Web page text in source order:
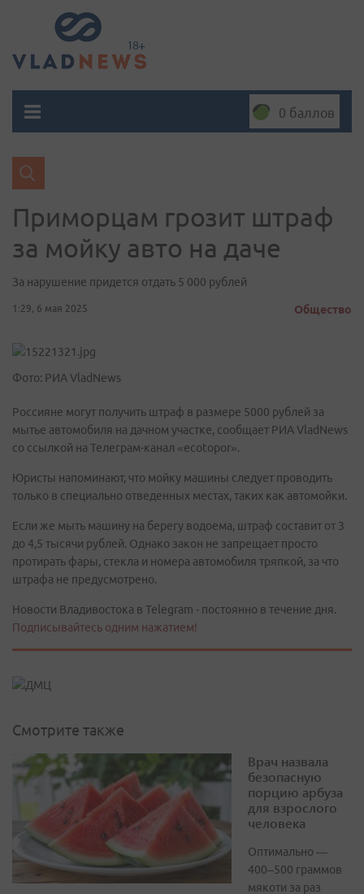
0 баллов
Приморцам грозит штраф
за мойку авто на даче
За нарушение придется отдать 5 000 рублей
1:29, 6 мая 2025 Общество
Фото: РИА VladNews
Россияне могут получить штраф в размере 5000 рублей за
мытье автомобиля на дачном участке, сообщает РИА VladNews
со ссылкой на Телеграм-канал «ecotopor».
Юристы напоминают, что мойку машины следует проводить
только в специально отведенных местах, таких как автомойки.
Если же мыть машину на берегу водоема, штраф составит от 3
до 4,5 тысячи рублей. Однако закон не запрещает просто
протирать фары, стекла и номера автомобиля тряпкой, за что
штрафа не предусмотрено.
Новости Владивостока в Telegram - постоянно в течение дня.
Подписывайтесь одним нажатием!
Смотрите также
Врач назвала
безопасную
порцию арбуза
для взрослого
человека
Оптимально —
400–500 граммов
мякоти за раз